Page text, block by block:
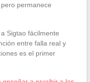
permanece
Sigtao fácilmente
entre falla real y
es el primer